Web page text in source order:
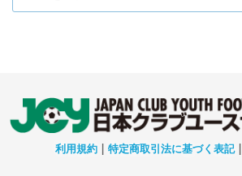
利用規約 | 特定商取引法に基づく表記|